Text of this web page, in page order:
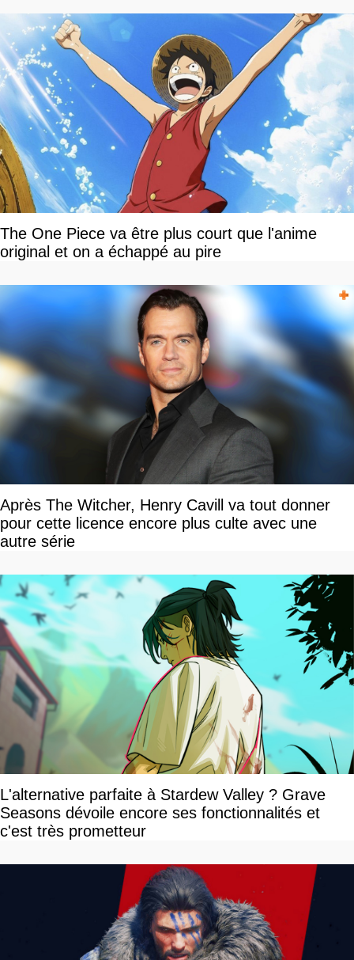
The One Piece va être plus court que l'anime
original et on a échappé au pire
Après The Witcher, Henry Cavill va tout donner
pour cette licence encore plus culte avec une
autre série
L'alternative parfaite à Stardew Valley ? Grave
Seasons dévoile encore ses fonctionnalités et
c'est très prometteur